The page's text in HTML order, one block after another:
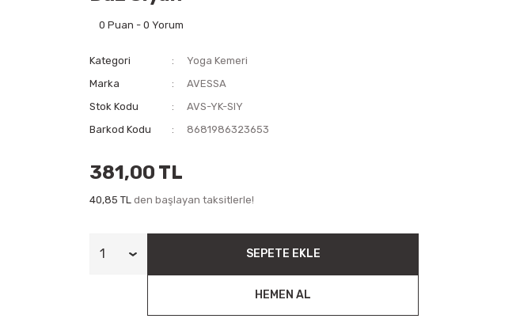
0 Puan - 0 Yorum
Kategori
Yoga Kemeri
Marka
AVESSA
Stok Kodu
AVS-YK-SIY
Barkod Kodu
8681986323653
381,00 TL
40,85 TL den başlayan taksitlerle!
SEPETE EKLE
HEMEN AL